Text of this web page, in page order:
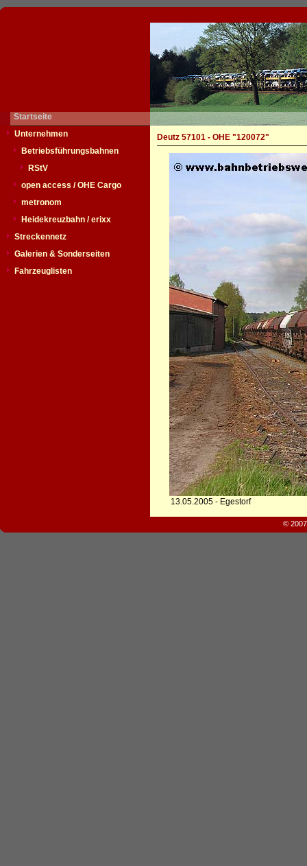
Startseite
Unternehmen
Betriebsführungsbahnen
RStV
open access / OHE Cargo
metronom
Heidekreuzbahn / erixx
Streckennetz
Galerien & Sonderseiten
Fahrzeuglisten
Deutz 57101 - OHE "120072"
13.05.2005 - Egestorf
©